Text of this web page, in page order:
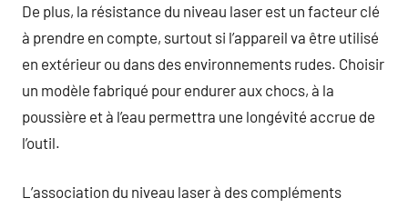
De plus, la résistance du niveau laser est un facteur clé
à prendre en compte, surtout si l’appareil va être utilisé
en extérieur ou dans des environnements rudes. Choisir
un modèle fabriqué pour endurer aux chocs, à la
poussière et à l’eau permettra une longévité accrue de
l’outil.
L’association du niveau laser à des compléments